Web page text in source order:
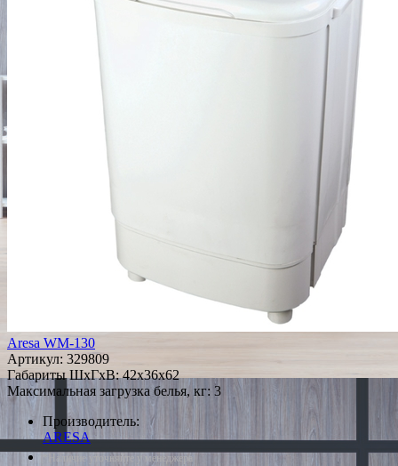
Aresa WM-130
Артикул: 329809
Габариты ШxГxВ: 42x36x62
Максимальная загрузка белья, кг: 3
Производитель:
ARESA
*Наличие уточняйте у менеджера